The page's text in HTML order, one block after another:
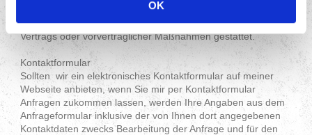
OK
Grundlage für die Datenverarbeitung ist Art. 6 Abs. 1 lit. b
DSGVO, der die Verarbeitung von Daten zur Erfüllung eines
Vertrags oder vorvertraglicher Maßnahmen gestattet.
Kontaktformular
Sollten wir ein elektronisches Kontaktformular auf meiner
Webseite anbieten, wenn Sie mir per Kontaktformular
Anfragen zukommen lassen, werden Ihre Angaben aus dem
Anfrageformular inklusive der von Ihnen dort angegebenen
Kontaktdaten zwecks Bearbeitung der Anfrage und für den